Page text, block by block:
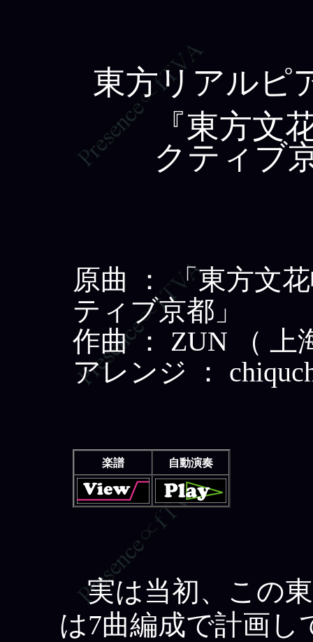
東方リアルピ
『東方文
クティブ
原曲 ： 「東方文
ティブ京都」
作曲 ： ZUN （ 上
アレンジ ：
楽譜 自動演奏
実は当初、この
は7曲編成で計画